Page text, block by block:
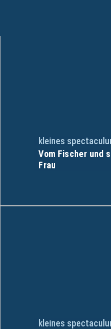
kleines
Vom Fischer und
Frau
kleines